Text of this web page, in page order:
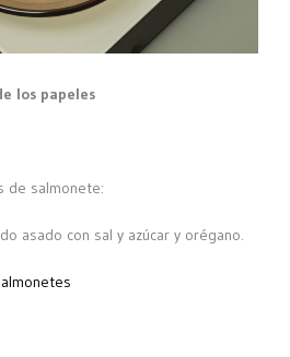
los papeles
de salmonete:
asado con sal y azúcar y orégano.